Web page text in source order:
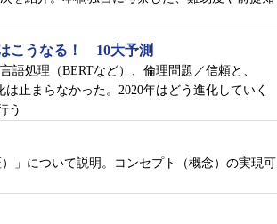
こうなる！ 10大予測
語処理（BERTなど）、倫理問題／信頼と、
止まらなかった。2020年はどう進化していく
う
」について説明。コンセプト（概念）の実現可